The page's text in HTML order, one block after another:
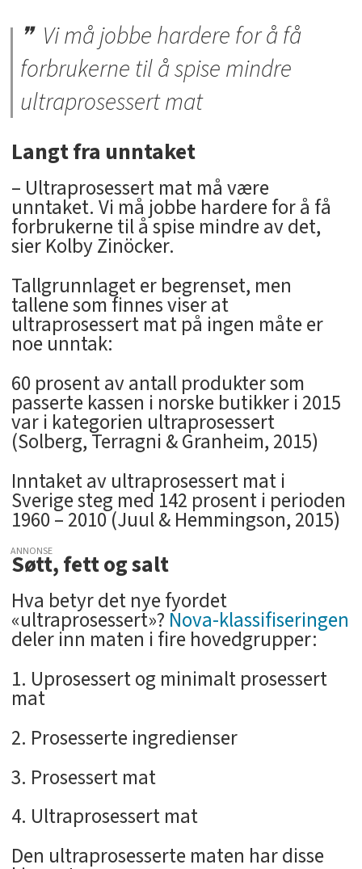
Vi må jobbe hardere for å få
forbrukerne til å spise mindre
ultraprosessert mat
Langt fra unntaket
– Ultraprosessert mat må være
unntaket. Vi må jobbe hardere for å få
forbrukerne til å spise mindre av det,
sier Kolby Zinöcker.
Tallgrunnlaget er begrenset, men
tallene som finnes viser at
ultraprosessert mat på ingen måte er
noe unntak:
60 prosent av antall produkter som
passerte kassen i norske butikker i 2015
var i kategorien ultraprosessert
(Solberg, Terragni & Granheim, 2015)
Inntaket av ultraprosessert mat i
Sverige steg med 142 prosent i perioden
1960 – 2010 (Juul & Hemmingson, 2015)
ANNONSE
Søtt, fett og salt
Hva betyr det nye fyordet
«ultraprosessert»? Nova-klassifiseringen
deler inn maten i fire hovedgrupper:
1. Uprosessert og minimalt prosessert
mat
2. Prosesserte ingredienser
3. Prosessert mat
4. Ultraprosessert mat
Den ultraprosesserte maten har disse